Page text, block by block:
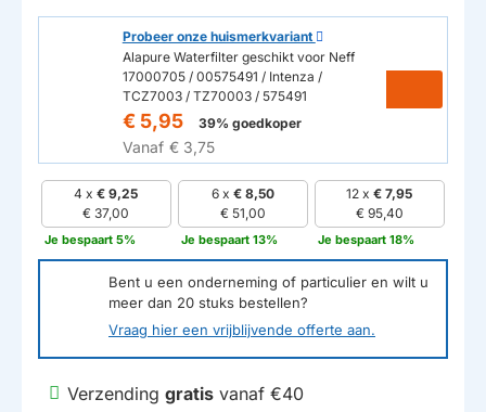
Probeer onze huismerkvariant
Alapure Waterfilter geschikt voor Neff
17000705 / 00575491 / Intenza /
TCZ7003 / TZ70003 / 575491
€ 5,95 39% goedkoper
Vanaf € 3,75
4 x€ 9,25
€ 37,00
Je bespaart 5%
6 x € 8,50
€ 51,00
Je bespaart 13%
12 x€ 7,95
€ 95,40
Je bespaart 18%
Bent u een onderneming of particulier en wilt u
meer dan 20 stuks bestellen?
Vraag hier een vrijblijvende offerte aan.
Verzending gratis vanaf €40